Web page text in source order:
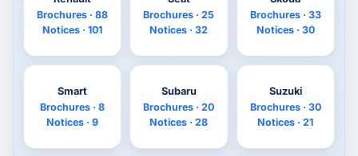
Brochures · 88
Notices · 101
Brochures · 25
Notices · 32
Brochures · 33
Notices · 30
Smart
Brochures · 8
Notices · 9
Subaru
Brochures · 20
Notices · 28
Suzuki
Brochures · 30
Notices · 21